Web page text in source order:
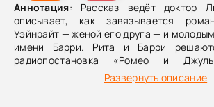
Аннотация: Рассказ ведёт доктор
описывает, как завязывается
Уэйнрайт — женой его друга — и
имени Барри. Рита и Барри
радиопостановка «Ромео и
подталкивает их к мысли о красивом,
двойном самоубийстве. Но когда
Развернуть описание